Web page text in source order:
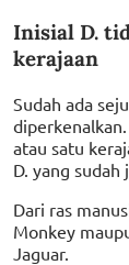
Inisial D.
kerajaan
Sudah ada
atau satu
D. yang sudah
Dari ras
Monkey
Jaguar.